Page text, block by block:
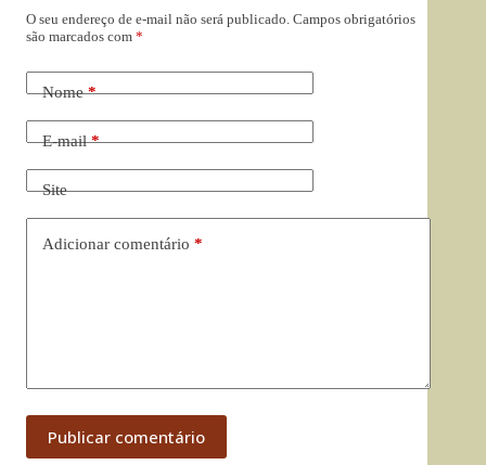
O seu endereço de e-mail não será publicado. Campos obrigatórios
são marcados com *
Nome*
E-mail*
Site
Adicionar comentário *
Publicar comentário